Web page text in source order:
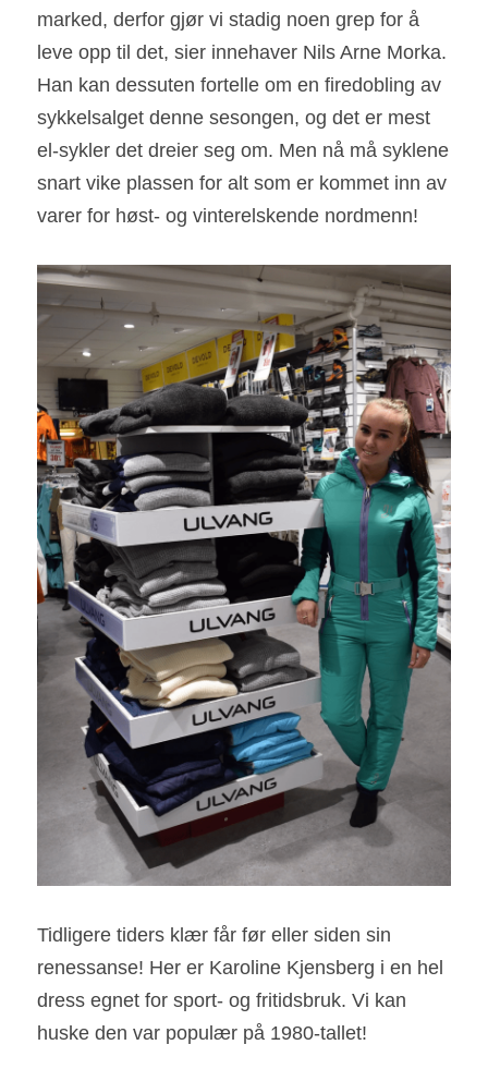
marked, derfor gjør vi stadig noen grep for å
leve opp til det, sier innehaver Nils Arne Morka.
Han kan dessuten fortelle om en firedobling av
sykkelsalget denne sesongen, og det er mest
el-sykler det dreier seg om. Men nå må syklene
snart vike plassen for alt som er kommet inn av
varer for høst- og vinterelskende nordmenn!
Tidligere tiders klær får før eller siden sin
renessanse! Her er Karoline Kjensberg i en hel
dress egnet for sport- og fritidsbruk. Vi kan
huske den var populær på 1980-tallet!